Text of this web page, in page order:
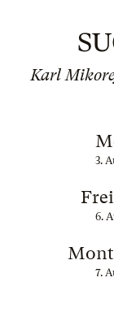
Karl
3.
6.
7.